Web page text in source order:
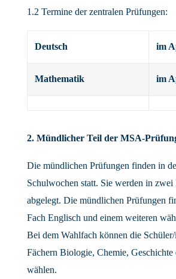
1.2 Termine der zentralen Prüfungen:
Deutsch im
Mathematik im
2. Mündlicher Teil der MSA-
Die mündlichen Prüfungen finden in
Schulwochen statt. Sie werden in zwei
abgelegt. Die mündlichen Prüfungen
Fach Englisch und einem weiteren
Bei dem Wahlfach können die
Fächern Biologie, Chemie,
wählen.